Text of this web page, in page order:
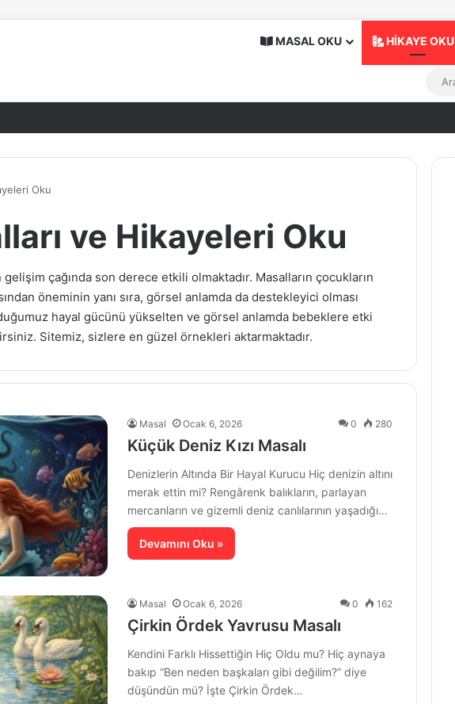
MASAL OKU HİKAYE OKU
Oku
ve Hikayeleri Oku
gelişim çağında son derece etkili olmaktadır. Masalların çocukların
öneminin yanı sıra, görsel anlamda da destekleyici olması
hayal gücünü yükselten ve görsel anlamda bebeklere etki
Sitemiz, sizlere en güzel örnekleri aktarmaktadır.
Masal Ocak 6, 2026 0 280
Küçük Deniz Kızı Masalı
Denizlerin Altında Bir Hayal Kurucu Hiç denizin altını
merak ettin mi? Rengârenk balıkların, parlayan
mercanların ve gizemli deniz canlılarının yaşadığı…
Devamını Oku »
Masal Ocak 6, 2026 0 162
Çirkin Ördek Yavrusu Masalı
Kendini Farklı Hissettiğin Hiç Oldu mu? Hiç aynaya
bakıp “Ben neden başkaları gibi değilim?” diye
düşündün mü? İşte Çirkin Ördek…